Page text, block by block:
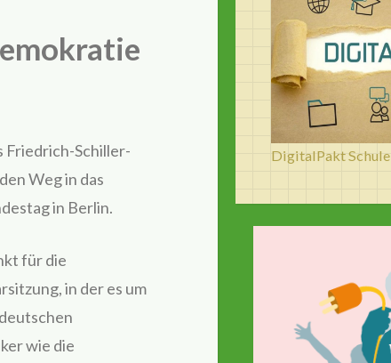
Friedrich-Schiller-
Weg in das
in Berlin.
für die
in der es um
wie die
DigitalPakt Schule